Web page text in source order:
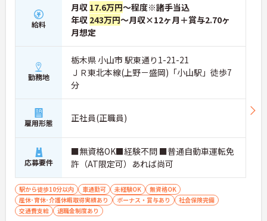
給料
月収 17.6万円～程度※諸手当込
年収 243万円～月収×12ヶ月＋賞与2.70ヶ
月想定
勤務地
栃木県 小山市 駅東通り1-21-21
ＪＲ東北本線(上野－盛岡)「小山駅」徒歩7
分
雇用形態 正社員(正職員)
応募要件
■無資格OK■経験不問 ■普通自動車運転免
許（AT限定可）あれば尚可
駅から徒歩10分以内 車通勤可 未経験OK
無資格OK
産休･育休･介護休暇取得実績あり
ボーナス・賞与あり
社会保険完備
交通費支給
退職金制度あり